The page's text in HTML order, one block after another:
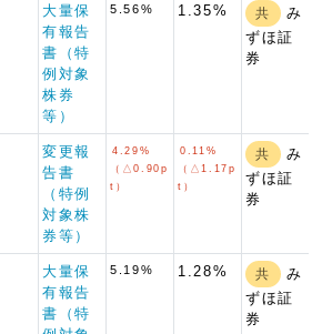
大量保
有報告
書（特
例対象
株券
等）
5.56% 1.35% 共
み
ずほ証
券
変更報
告書
（特例
対象株
券等）
4.29%
（△0.90p
t）
0.11%
（△1.17p
t）
共
み
ずほ証
券
大量保
有報告
書（特
5.19% 1.28% 共
み
ずほ証
券